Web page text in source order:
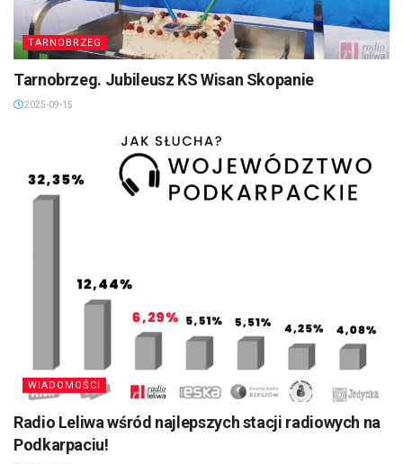
TARNOBRZEG
Tarnobrzeg. Jubileusz KS Wisan Skopanie
2025-09-15
WIADOMOŚCI
Radio Leliwa wśród najlepszych stacji radiowych na
Podkarpaciu!